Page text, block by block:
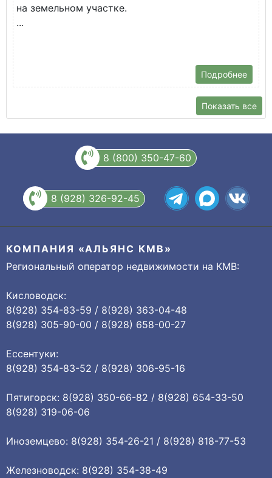
на земельном участке.
...
Подробнее
Показать все
8 (800) 350-47-60
8 (928) 326-92-45
КОМПАНИЯ «АЛЬЯНС КМВ»
Региональный оператор недвижимости на КМВ:
Кисловодск:
8(928) 354-83-59 / 8(928) 363-04-48
8(928) 305-90-00 / 8(928) 658-00-27
Ессентуки:
8(928) 354-83-52 / 8(928) 306-95-16
Пятигорск: 8(928) 350-66-82 / 8(928) 654-33-50
8(928) 319-06-06
Иноземцево: 8(928) 354-26-21 / 8(928) 818-77-53
Железноводск: 8(928) 354-38-49